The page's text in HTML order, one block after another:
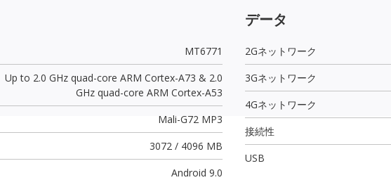
MT6771
Up to 2.0 GHz quad-core ARM Cortex-A73 & 2.0
GHz quad-core ARM Cortex-A53
Mali-G72 MP3
3072 / 4096 MB
Android 9.0
データ
2Gネットワーク
3Gネットワーク
4Gネットワーク
接続性
USB